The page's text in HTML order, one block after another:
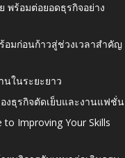
พร้อมต่อยอดธุรกิจอย่าง
อมก่อนก้าวสู่ช่วงเวลาสำคัญ
ในระยะยาว
งธุรกิจตัดเย็บและงานแฟชั่น
to Improving Your Skills